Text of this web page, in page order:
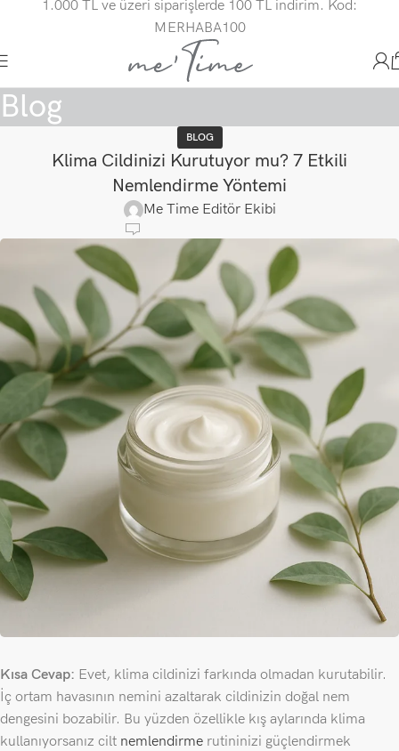
1.000 TL ve üzeri siparişlerde 100 TL indirim. Kod:
MERHABA100
Blog
BLOG
Klima Cildinizi Kurutuyor mu? 7 Etkili
Nemlendirme Yöntemi
Me Time Editör Ekibi
Kısa Cevap: Evet, klima cildinizi farkında olmadan kurutabilir.
İç ortam havasının nemini azaltarak cildinizin doğal nem
dengesini bozabilir. Bu yüzden özellikle kış aylarında klima
kullanıyorsanız cilt nemlendirme rutininizi güçlendirmek